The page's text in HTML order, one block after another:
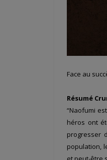
Face au
Résumé
“Naofumi
héros ont
progresser
population,